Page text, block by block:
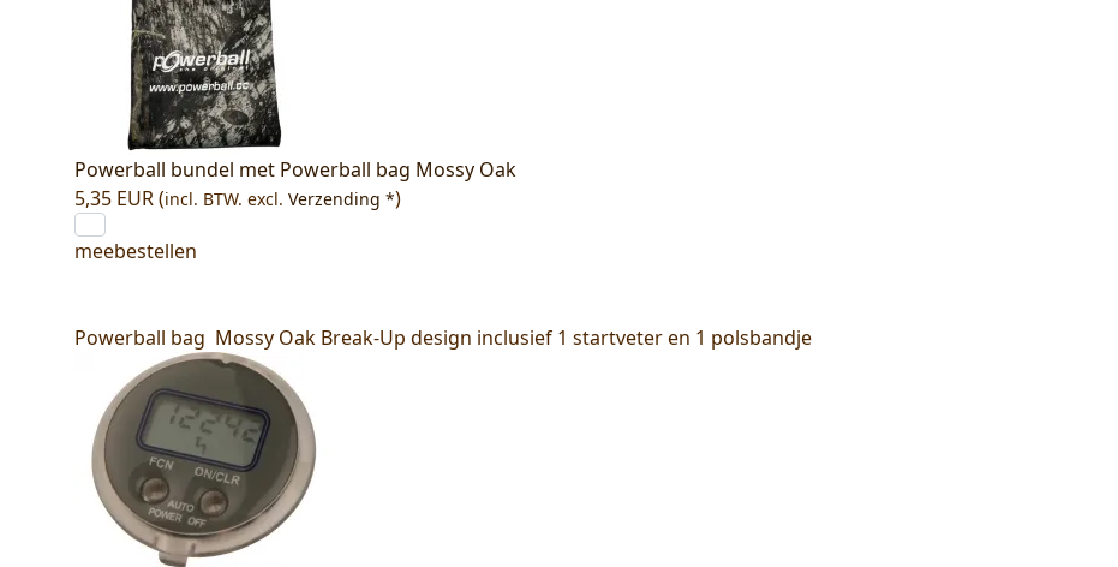
Powerball bundel met Powerball bag Mossy Oak
5,35 EUR (incl. BTW. excl. Verzending *)
meebestellen
Powerball bag Mossy Oak Break-Up design inclusief 1 startveter en 1 polsbandje